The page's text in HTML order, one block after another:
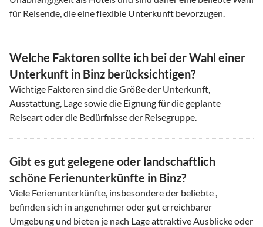
für Reisende, die eine flexible Unterkunft bevorzugen.
Welche Faktoren sollte ich bei der Wahl einer
Unterkunft in Binz berücksichtigen?
Wichtige Faktoren sind die Größe der Unterkunft,
Ausstattung, Lage sowie die Eignung für die geplante
Reiseart oder die Bedürfnisse der Reisegruppe.
Gibt es gut gelegene oder landschaftlich
schöne Ferienunterkünfte in Binz?
Viele Ferienunterkünfte, insbesondere der beliebte ,
befinden sich in angenehmer oder gut erreichbarer
Umgebung und bieten je nach Lage attraktive Ausblicke oder